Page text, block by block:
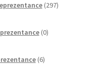
297izdelkov
0izdelkov
6izdelkov